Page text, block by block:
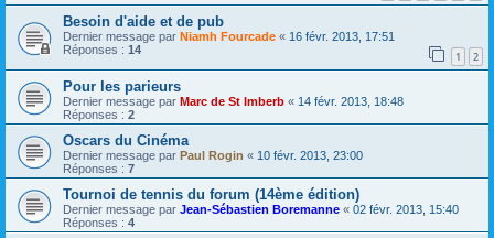
Besoin d'aide et de pub
Dernier message par Niamh Fourcade « 16 févr. 2013, 17:51
Réponses : 14 1 2
Pour les parieurs
Dernier message par Marc de St Imberb « 14 févr. 2013, 18:48
Réponses : 2
Oscars du Cinéma
Dernier message par Paul Rogin « 10 févr. 2013, 23:00
Réponses : 7
Tournoi de tennis du forum (14ème édition)
Dernier message par Jean-Sébastien Boremanne « 02 févr. 2013, 15:40
Réponses : 4